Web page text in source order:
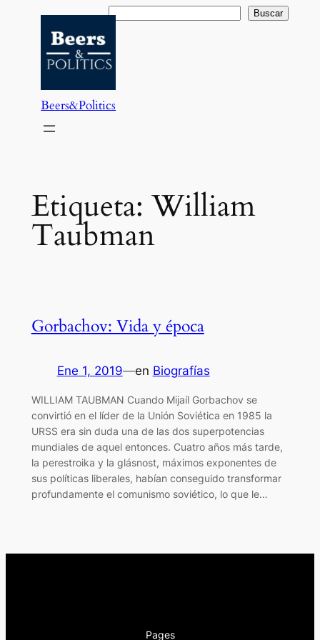
contenido
Buscar Buscar
Beers&Politics
Etiqueta:William
Taubman
Gorbachov: Vida y época
Ene 1, 2019—en Biografías
WILLIAM TAUBMAN Cuando Mijaíl Gorbachov se
convirtió en el líder de la Unión Soviética en 1985 la
URSS era sin duda una de las dos superpotencias
mundiales de aquel entonces. Cuatro años más tarde,
la perestroika y la glásnost, máximos exponentes de
sus políticas liberales, habían conseguido transformar
profundamente el comunismo soviético, lo que le…
Pages